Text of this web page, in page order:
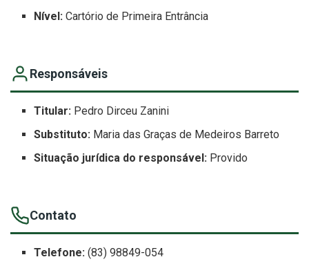
Nível: Cartório de Primeira Entrância
Responsáveis
Titular: Pedro Dirceu Zanini
Substituto: Maria das Graças de Medeiros Barreto
Situação jurídica do responsável: Provido
Contato
Telefone: (83) 98849-054